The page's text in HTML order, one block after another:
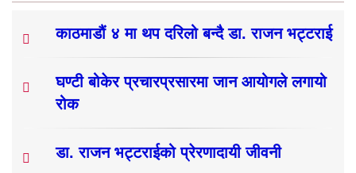
काठमाडौं ४ मा थप दरिलो बन्दै डा. राजन भट्टराई
घण्टी बोकेर प्रचारप्रसारमा जान आयोगले लगायो
रोक
डा. राजन भट्टराईको प्रेरणादायी जीवनी